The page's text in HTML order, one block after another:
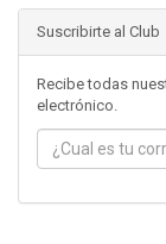
Suscribirte al Club
Recibe todas
electrónico.